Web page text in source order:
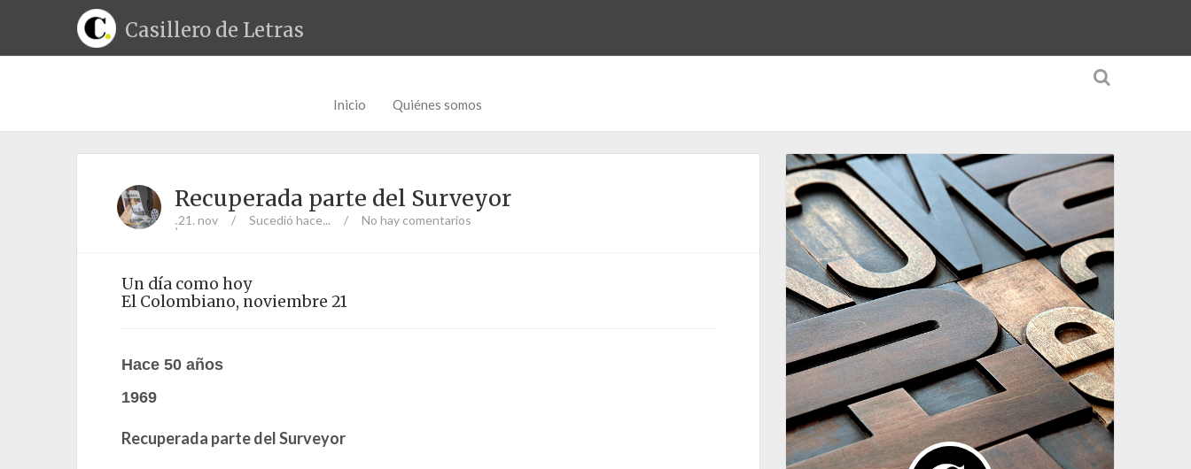
Casillero de Letras
Inicio Quiénes somos
Recuperada parte del Surveyor
;21. nov / Sucedió hace... / No hay comentarios
Un día como hoy
El Colombiano, noviembre 21
Hace 50 años
1969
Recuperada parte del Surveyor